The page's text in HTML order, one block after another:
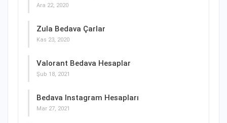
Ara 22, 2020
Zula Bedava Çarlar
Kas 23, 2020
Valorant Bedava Hesaplar
Şub 18, 2021
Bedava Instagram Hesapları
Mar 27, 2021